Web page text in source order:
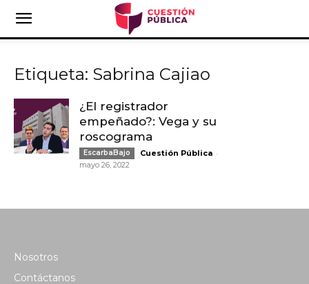
Etiqueta: Sabrina Cajiao
¿El registrador
empeñado?: Vega y su
roscograma
EscarbaBajo Cuestión Pública -
mayo 26, 2022
Nosotros
Contáctanos